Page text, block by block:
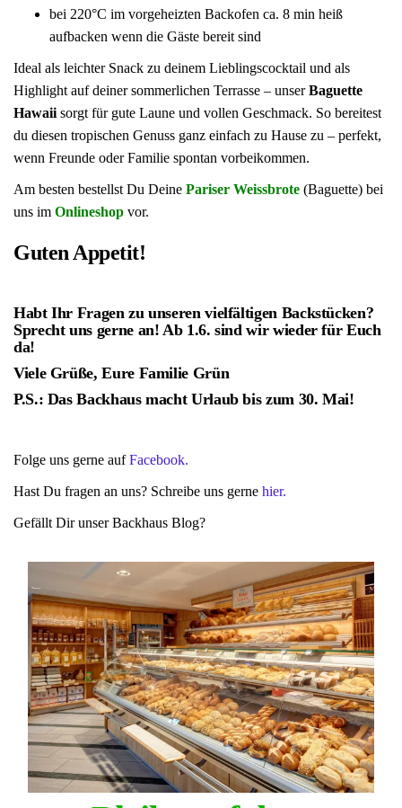
bei 220°C im vorgeheizten Backofen ca. 8 min heiß
aufbacken wenn die Gäste bereit sind
Ideal als leichter Snack zu deinem Lieblingscocktail und als
Highlight auf deiner sommerlichen Terrasse – unserBaguette
Hawaii sorgt für gute Laune und vollen Geschmack. So bereitest
du diesen tropischen Genuss ganz einfach zu Hause zu – perfekt,
wenn Freunde oder Familie spontan vorbeikommen.
Am besten bestellst Du Deine Pariser Weissbrote (Baguette) bei
uns im Onlineshop vor.
Guten Appetit!
Habt Ihr Fragen zu unseren vielfältigen Backstücken?
Sprecht uns gerne an! Ab 1.6. sind wir wieder für Euch
da!
Viele Grüße, Eure Familie Grün
P.S.: Das Backhaus macht Urlaub bis zum 30. Mai!
Folge uns gerne aufFacebook.
Hast Du fragen an uns? Schreibe uns gerne hier.
Gefällt Dir unser Backhaus Blog?